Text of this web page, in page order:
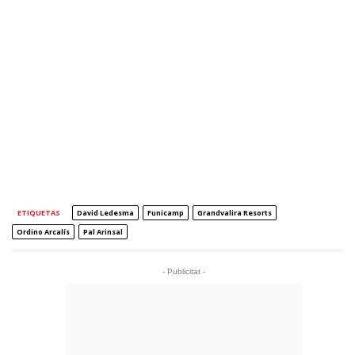
ETIQUETAS David Ledesma Funicamp
Grandvalira Resorts
Ordino Arcalís
Pal Arinsal
- Publicitat -